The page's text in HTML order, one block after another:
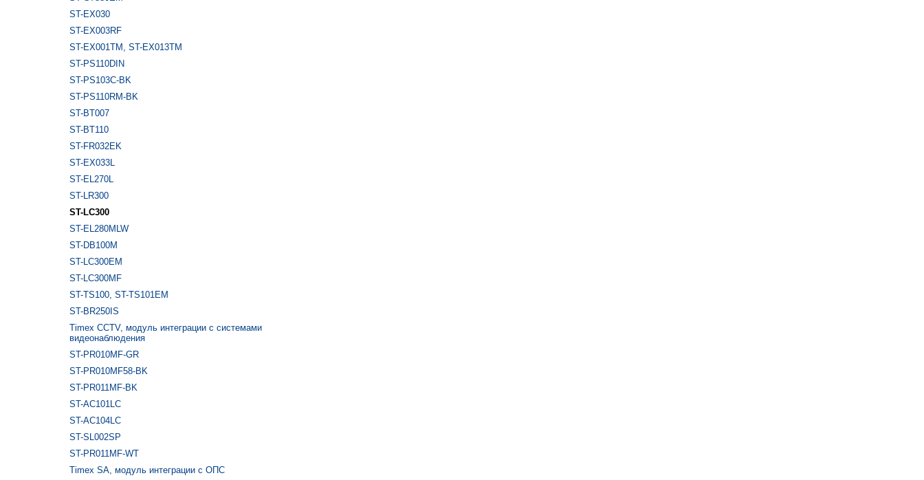
ST-EX030
ST-EX003RF
ST-EX001TM, ST-EX013TM
ST-PS110DIN
ST-PS103C-BK
ST-PS110RM-BK
ST-BT007
ST-BT110
ST-FR032EK
ST-EX033L
ST-EL270L
ST-LR300
ST-LC300
ST-EL280MLW
ST-DB100M
ST-LC300EM
ST-LC300MF
ST-TS100, ST-TS101EM
ST-BR250IS
Timex CCTV, модуль интеграции с системами
видеонаблюдения
ST-PR010MF-GR
ST-PR010MF58-BK
ST-PR011MF-BK
ST-AC101LC
ST-AC104LC
ST-SL002SP
ST-PR011MF-WT
Timex SA, модуль интеграции с ОПС